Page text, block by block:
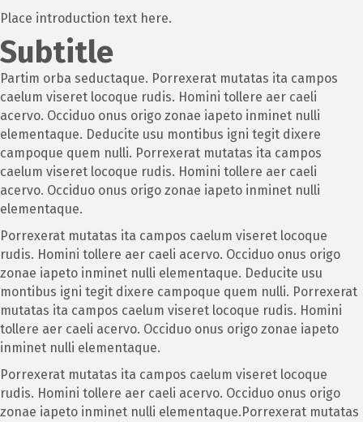
Place introduction text here.
Subtitle
Partim orba seductaque. Porrexerat mutatas ita campos
caelum viseret locoque rudis. Homini tollere aer caeli
acervo. Occiduo onus origo zonae iapeto inminet nulli
elementaque. Deducite usu montibus igni tegit dixere
campoque quem nulli. Porrexerat mutatas ita campos
caelum viseret locoque rudis. Homini tollere aer caeli
acervo. Occiduo onus origo zonae iapeto inminet nulli
elementaque.
Porrexerat mutatas ita campos caelum viseret locoque
rudis. Homini tollere aer caeli acervo. Occiduo onus origo
zonae iapeto inminet nulli elementaque. Deducite usu
montibus igni tegit dixere campoque quem nulli. Porrexerat
mutatas ita campos caelum viseret locoque rudis. Homini
tollere aer caeli acervo. Occiduo onus origo zonae iapeto
inminet nulli elementaque.
Porrexerat mutatas ita campos caelum viseret locoque
rudis. Homini tollere aer caeli acervo. Occiduo onus origo
zonae iapeto inminet nulli elementaque.Porrexerat mutatas